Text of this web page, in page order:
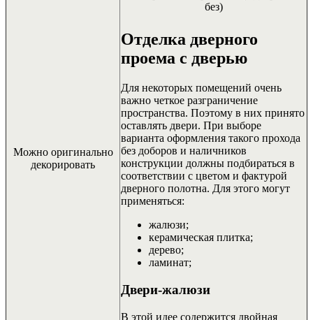
Можно оригинально
декорировать
Отделка дверного
проема с дверью
Для некоторых помещений очень
важно четкое разграничение
пространства. Поэтому в них принято
оставлять двери. При выборе
варианта оформления такого прохода
без доборов и наличников
конструкции должны подбираться в
соответствии с цветом и фактурой
дверного полотна. Для этого могут
применяться:
жалюзи;
керамическая плитка;
дерево;
ламинат;
Двери-жалюзи
В этой идее содержится двойная